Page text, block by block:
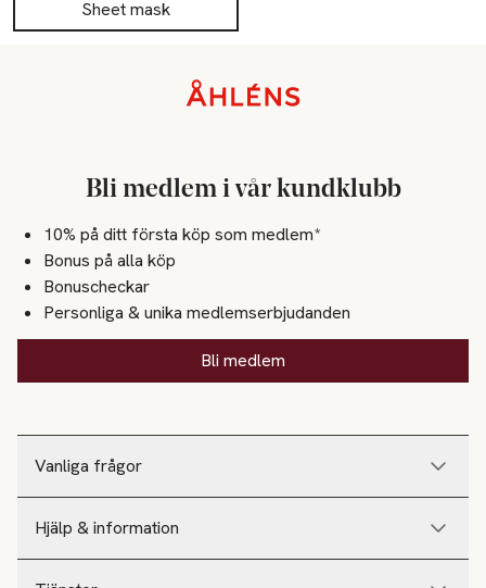
Sheet mask
Vanliga frågor
Hjälp & information
Bli medlem i vår kundklubb
10% på ditt första köp som medlem*
Bonus på alla köp
Bonuscheckar
Personliga & unika medlemserbjudanden
Bli medlem